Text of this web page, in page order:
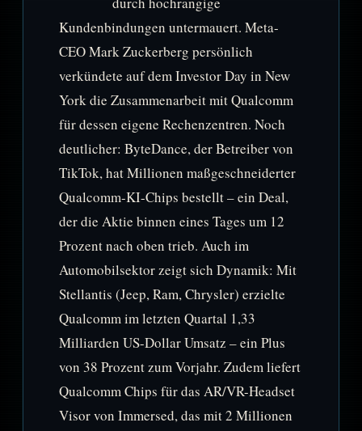
Kundenbindungen untermauert. Meta-
CEO Mark Zuckerberg persönlich
verkündete auf dem Investor Day in New
York die Zusammenarbeit mit Qualcomm
für dessen eigene Rechenzentren. Noch
deutlicher: ByteDance, der Betreiber von
TikTok, hat Millionen maßgeschneiderter
Qualcomm-KI-Chips bestellt – ein Deal,
der die Aktie binnen eines Tages um 12
Prozent nach oben trieb. Auch im
Automobilsektor zeigt sich Dynamik: Mit
Stellantis (Jeep, Ram, Chrysler) erzielte
Qualcomm im letzten Quartal 1,33
Milliarden US-Dollar Umsatz – ein Plus
von 38 Prozent zum Vorjahr. Zudem liefert
Qualcomm Chips für das AR/VR-Headset
Visor von Immersed, das mit 2 Millionen